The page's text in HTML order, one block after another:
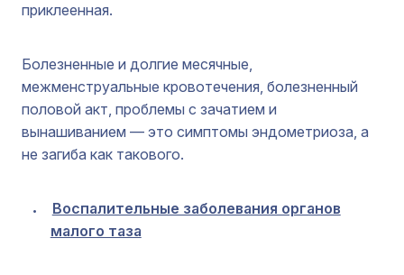
приклеенная.
Болезненные и долгие месячные,
межменструальные кровотечения, болезненный
половой акт, проблемы с зачатием и
вынашиванием — это симптомы эндометриоза, а
не загиба как такового.
Воспалительные заболевания органов
малого таза